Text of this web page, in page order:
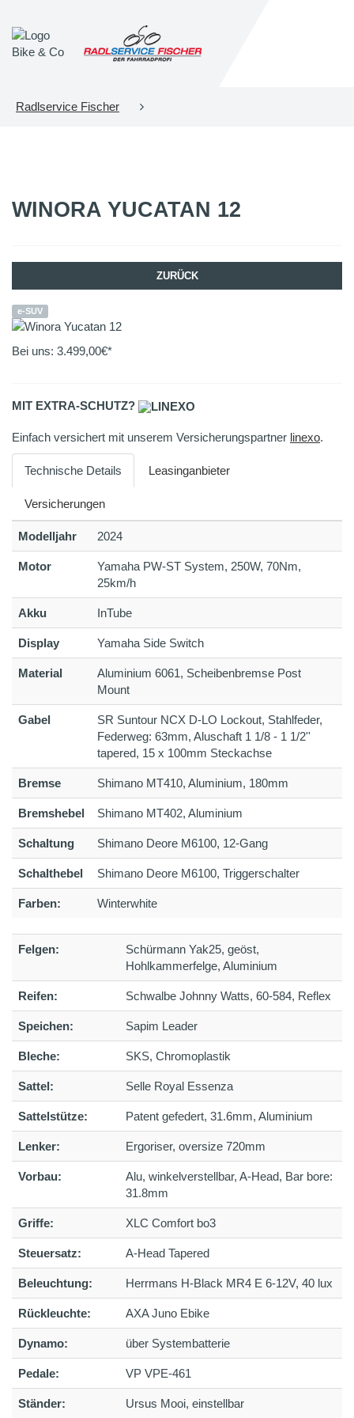
Radlservice Fischer
WINORA YUCATAN 12
ZURÜCK
e-SUV
Bei uns: 3.499,00€*
MIT EXTRA-SCHUTZ?
Einfach versichert mit unserem Versicherungspartner linexo.
Technische Details Leasinganbieter
Versicherungen
Modelljahr 2024
Motor
Yamaha PW-ST System, 250W, 70Nm,
25km/h
Akku InTube
Display Yamaha Side Switch
Material
Aluminium 6061, Scheibenbremse Post
Mount
Gabel
SR Suntour NCX D-LO Lockout, Stahlfeder,
Federweg: 63mm, Aluschaft 1 1/8 - 1 1/2''
tapered, 15 x 100mm Steckachse
Bremse Shimano MT410, Aluminium, 180mm
Bremshebel Shimano MT402, Aluminium
Schaltung Shimano Deore M6100, 12-Gang
Schalthebel Shimano Deore M6100, Triggerschalter
Farben: Winterwhite
Felgen:
Schürmann Yak25, geöst,
Hohlkammerfelge, Aluminium
Reifen: Schwalbe Johnny Watts, 60-584, Reflex
Speichen: Sapim Leader
Bleche: SKS, Chromoplastik
Sattel: Selle Royal Essenza
Sattelstütze: Patent gefedert, 31.6mm, Aluminium
Lenker: Ergoriser, oversize 720mm
Vorbau:
Alu, winkelverstellbar, A-Head, Bar bore:
31.8mm
Griffe: XLC Comfort bo3
Steuersatz: A-Head Tapered
Beleuchtung: Herrmans H-Black MR4 E 6-12V, 40 lux
Rückleuchte: AXA Juno Ebike
Dynamo: über Systembatterie
Pedale: VP VPE-461
Ständer: Ursus Mooi, einstellbar